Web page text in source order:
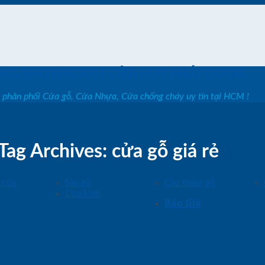
Sàn gỗ Cầu thang gỗ
Cửa kính
Báo Giá
phân phối Cửa gỗ, Cửa Nhựa, Cửa chống cháy uy tín tại HCM !
Archives: cửa gỗ giá rẻ